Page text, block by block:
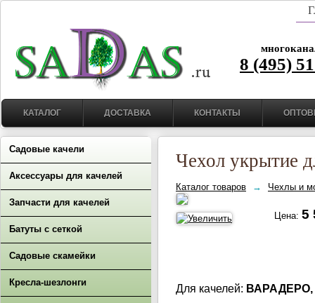
8 (495)
КАТАЛОГ ДОСТАВКА КОНТАКТЫ
Садовые качели
Аксессуары для качелей
Запчасти для качелей
Батуты с сеткой
Садовые скамейки
Кресла-шезлонги
Чехол укрытие
Каталог товаров → Чехлы и
Цена: 5
Для качелей: